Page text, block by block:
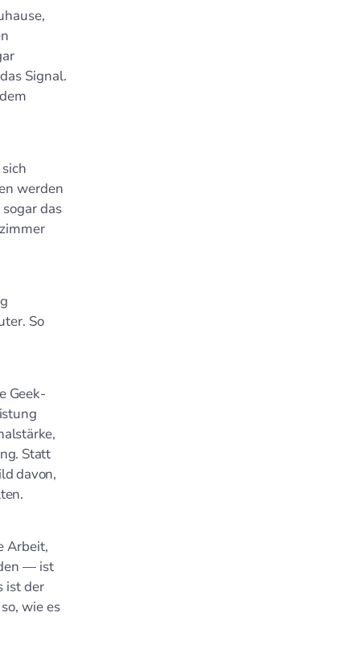
Signal.
werden
das
So
Geek-
Statt
davon,
Arbeit,
— ist
ist der
wie es